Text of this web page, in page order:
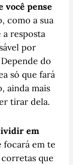
você pense
como a sua
a resposta
por
do
só que fará
ainda mais
tirar dela.
em
focará em te
que